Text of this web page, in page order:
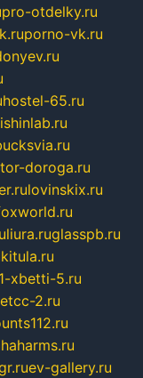
pro-otdelky.ru
porno-vk.ru
hostel-65.ru
doroga.ru
lovinskix.ru
liura.ruglasspb.ru
xbetti-5.ru
2.ru
ev-gallery.ru